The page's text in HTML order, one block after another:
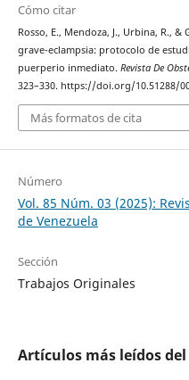
Cómo citar
Rosso, E., Mendoza, J., Urbina, R.,
grave-eclampsia: protocolo de
puerperio inmediato. Revista De
323–330. https://doi.org/10.51288/
Más formatos de cita
Número
Vol. 85 Núm. 03 (2025):
de Venezuela
Sección
Trabajos Originales
Artículos más leídos